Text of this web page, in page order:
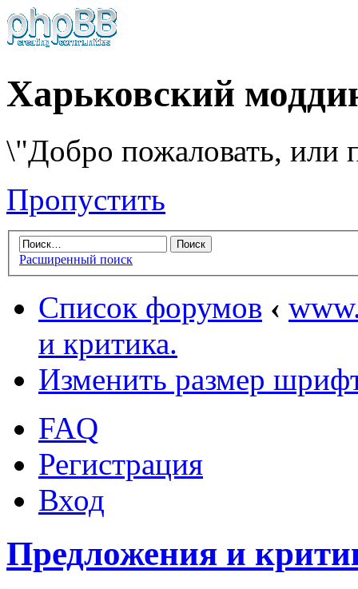
Харьковский
\"Добро пожаловать, или
Пропустить
Расширенный поиск
Список форумов ‹
и критика.
Изменить размер
FAQ
Регистрация
Вход
Предложения и